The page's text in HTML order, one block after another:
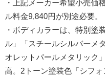
・上記メーカー希望小売価
ル料金9,840円が別途必要。
・ボディカラーは、特別塗
ル」「スチールシルバーメ
オレットパールメタリック
高。2トーン塗装色「シフ